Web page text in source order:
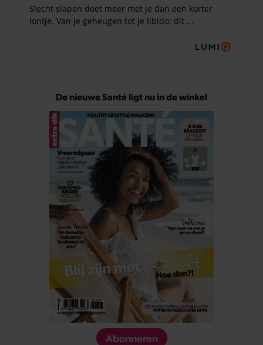
De nieuwe Santé ligt nu in de winkel
Abonneren